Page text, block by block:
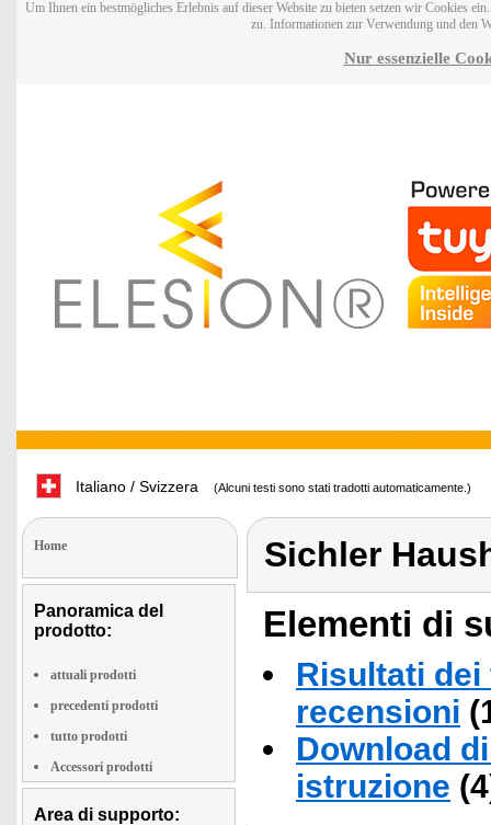
Um Ihnen ein bestmögliches Erlebnis auf dieser Website zu bieten setzen wir Cookies
zu. Informationen zur Verwendung und den
Nur essenzielle
Italiano / Svizzera (Alcuni testi sono stati tradotti automaticamente.)
Home
Panoramica del
prodotto:
attuali prodotti
precedenti prodotti
tutto prodotti
Accessori prodotti
Area di supporto:
Sichler
Elementi di
Risultati
recensioni
Download
istruzione